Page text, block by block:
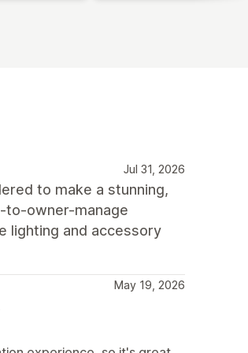
Jul 31, 2026
to make a stunning,
to-owner-manage
lighting and accessory
May 19, 2026